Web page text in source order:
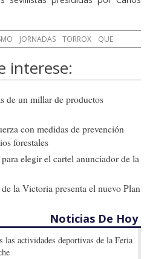
JORNADAS TORROX QUE
interese:
de un millar de productos
con medidas de prevención
forestales
elegir el cartel anunciador de la
la Victoria presenta el nuevo Plan
Noticias De Hoy
las actividades deportivas de la Feria